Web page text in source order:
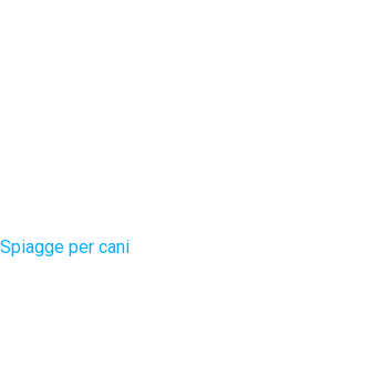
Spiagge per cani